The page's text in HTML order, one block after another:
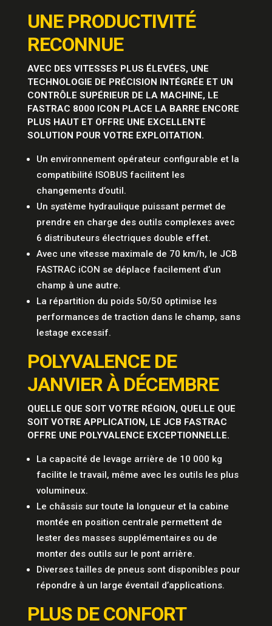
UNE PRODUCTIVITÉ
RECONNUE
AVEC DES VITESSES PLUS ÉLEVÉES, UNE
TECHNOLOGIE DE PRÉCISION INTÉGRÉE ET UN
CONTRÔLE SUPÉRIEUR DE LA MACHINE, LE
FASTRAC 8000 ICON PLACE LA BARRE ENCORE
PLUS HAUT ET OFFRE UNE EXCELLENTE
SOLUTION POUR VOTRE EXPLOITATION.
Un environnement opérateur configurable et la
compatibilité ISOBUS facilitent les
changements d’outil.
Un système hydraulique puissant permet de
prendre en charge des outils complexes avec
6 distributeurs électriques double effet.
Avec une vitesse maximale de 70 km/h, le JCB
FASTRAC iCON se déplace facilement d’un
champ à une autre.
La répartition du poids 50/50 optimise les
performances de traction dans le champ, sans
lestage excessif.
POLYVALENCE DE
JANVIER À DÉCEMBRE
QUELLE QUE SOIT VOTRE RÉGION, QUELLE QUE
SOIT VOTRE APPLICATION, LE JCB FASTRAC
OFFRE UNE POLYVALENCE EXCEPTIONNELLE.
La capacité de levage arrière de 10 000 kg
facilite le travail, même avec les outils les plus
volumineux.
Le châssis sur toute la longueur et la cabine
montée en position centrale permettent de
lester des masses supplémentaires ou de
monter des outils sur le pont arrière.
Diverses tailles de pneus sont disponibles pour
répondre à un large éventail d’applications.
PLUS DE CONFORT